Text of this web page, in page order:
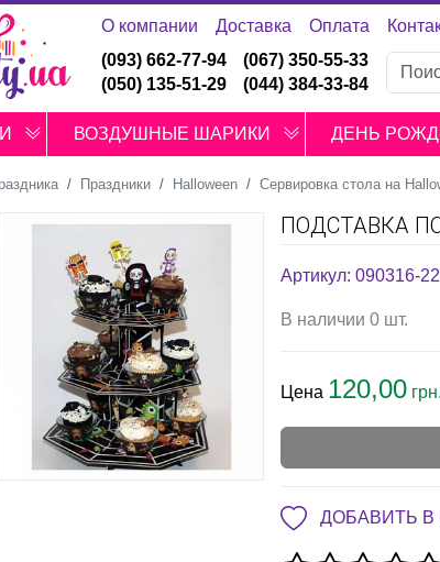
О компании Доставка Оплата
(093) 662-77-94
(050) 135-51-29
(067) 350-55-33
(044) 384-33-84
ВОЗДУШНЫЕ ШАРИКИ ДЕНЬ
Праздники Halloween Сервировка стола на
ПОДСТАВКА
Артикул: 090316-
В наличии 0 шт.
Цена 120,00 грн.
ДОБАВИТЬ В